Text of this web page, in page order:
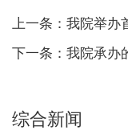
上一条：我院举办
下一条：我院承办
综合新闻